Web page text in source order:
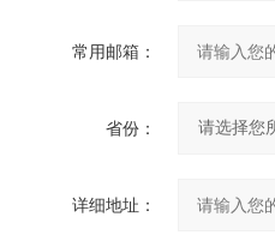
常用邮箱：
省份：
详细地址：